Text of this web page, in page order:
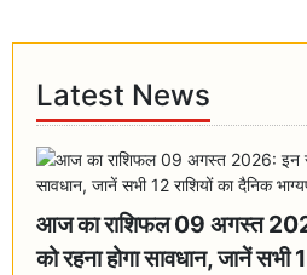
Latest News
आज का राशिफल 09 अगस्त
को रहना होगा सावधान, जानें सभी